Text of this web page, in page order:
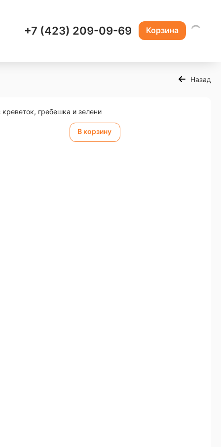
+7 (423) 209-09-69 Корзина
Назад
гребешка и зелени
В корзину